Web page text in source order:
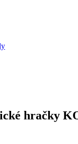
hračky